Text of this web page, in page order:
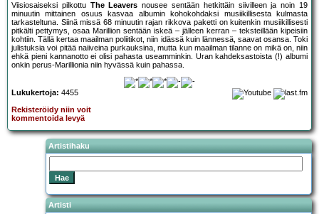
Viisiosaiseksi pilkottu The Leavers nousee sentään hetkittäin siivilleen ja noin 19
minuutin mittainen osuus kasvaa albumin kohokohdaksi musiikillisesta kulmasta
tarkasteltuna. Siinä missä 68 minuutin rajan rikkova paketti on kuitenkin musiikillisesti
pitkälti pettymys, osaa Marillion sentään iskeä – jälleen kerran – teksteillään kipeisiin
kohtiin. Tällä kertaa maailman poliitikot, niin idässä kuin lännessä, saavat osansa. Toki
julistuksia voi pitää naiiveina purkauksina, mutta kun maailman tilanne on mikä on, niin
ehkä pieni kannanotto ei olisi pahasta useamminkin. Uran kahdeksastoista (!) albumi
onkin perus-Marillionia niin hyvässä kuin pahassa.
Lukukertoja: 4455
Rekisteröidy niin voit
kommentoida levyä
Artistihaku
Artisti